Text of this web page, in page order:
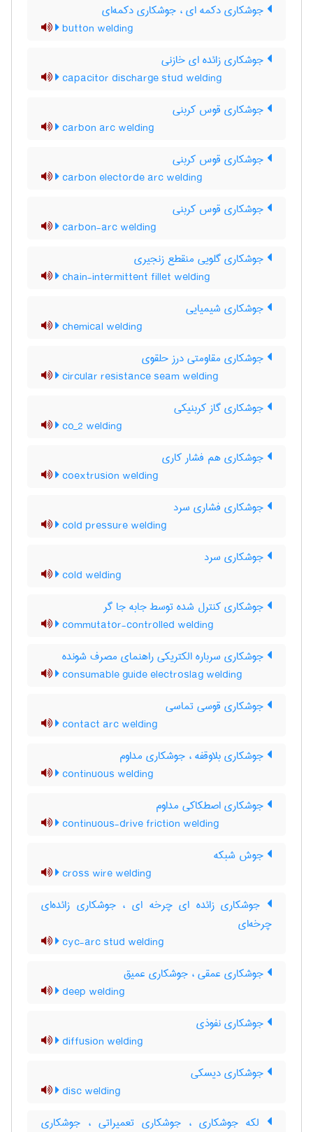
جوشکاری دکمه ای ، جوشکاری دکمه‌ای
button welding
جوشکاری زائده ای خازنی
capacitor discharge stud welding
جوشکاری قوس کربنی
carbon arc welding
جوشکاری قوس کربنی
carbon electorde arc welding
جوشکاری قوس کربنی
carbon-arc welding
جوشکاری گلویی منقطع زنجیری
chain-intermittent fillet welding
جوشکاری شیمیایی
chemical welding
جوشکاری مقاومتی درز حلقوی
circular resistance seam welding
جوشکاری گاز کربنیکی
co_2 welding
جوشکاری هم فشار کاری
coextrusion welding
جوشکاری فشاری سرد
cold pressure welding
جوشکاری سرد
cold welding
جوشکاری کنترل شده توسط جابه جا گر
commutator-controlled welding
جوشکاری سرباره الکتریکی راهنمای مصرف شونده
consumable guide electroslag welding
جوشکاری قوسی تماسی
contact arc welding
جوشکاری بلاوقفه ، جوشکاری مداوم
continuous welding
جوشکاری اصطکاکی مداوم
continuous-drive friction welding
جوش شبکه
cross wire welding
جوشکاری زائده ای چرخه ای ، جوشکاری زائده‌ای
چرخه‌ای
cyc-arc stud welding
جوشکاری عمقی ، جوشکاری عمیق
deep welding
جوشکاری نفوذی
diffusion welding
جوشکاری دیسکی
disc welding
لکه جوشکاری ، جوشکاری تعمیراتی ، جوشکاری